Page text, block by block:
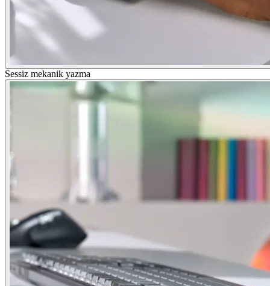
Sessiz mekanik yazma